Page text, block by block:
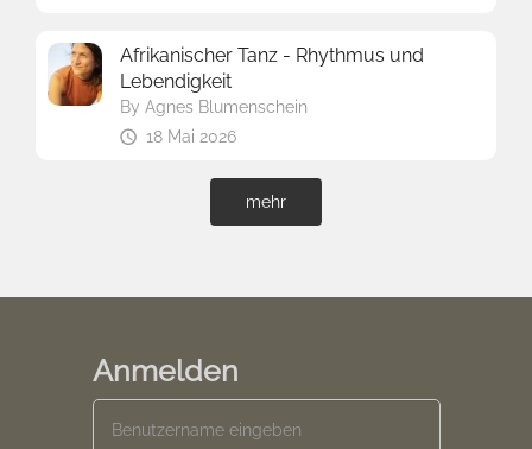
Afrikanischer Tanz - Rhythmus und
Lebendigkeit
ByAgnes Blumenschein
18 Mai 2026
mehr
Anmelden